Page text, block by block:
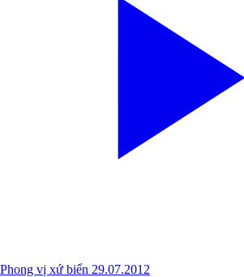
Phong vị xứ biển 29.07.2012